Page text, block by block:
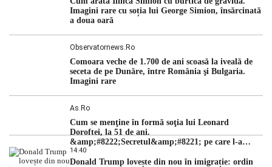
Imagini rare cu soția lui George Simion, însărcinată
a doua oară
Observatornews.ro
Comoara veche de 1.700 de ani scoasă la iveală de
seceta de pe Dunăre, între România şi Bulgaria.
Imagini rare
As.ro
Cum se menţine în formă soţia lui Leonard
Doroftei, la 51 de ani.
&amp;#8222;Secretul&amp;#8221; pe care l-a
dezvăluit
14:40
Donald Trump lovește din nou în imigrație: ordin